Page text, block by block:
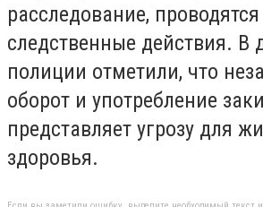
расследование,
следственные действия. В
полиции отметили, что
оборот и употребление
представляет угрозу для
здоровья.